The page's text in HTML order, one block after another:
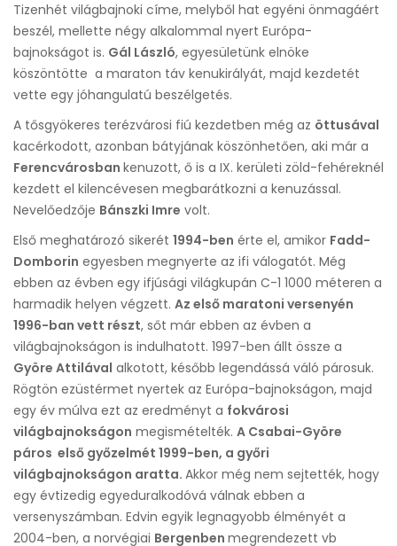
Tizenhét világbajnoki címe, melyből hat egyéni önmagáért
beszél, mellette négy alkalommal nyert Európa-
bajnokságot is. Gál László, egyesületünk elnöke
köszöntötte a maraton táv kenukirályát, majd kezdetét
vette egy jóhangulatú beszélgetés.
A tősgyökeres terézvárosi fiú kezdetben még az öttusával
kacérkodott, azonban bátyjának köszönhetően, aki már a
Ferencvárosban kenuzott, ő is a IX. kerületi zöld-fehéreknél
kezdett el kilencévesen megbarátkozni a kenuzással.
Nevelőedzője Bánszki Imre volt.
Első meghatározó sikerét 1994-ben érte el, amikor Fadd-
Domborin egyesben megnyerte az ifi válogatót. Még
ebben az évben egy ifjúsági világkupán C-1 1000 méteren a
harmadik helyen végzett. Az első maratoni versenyén
1996-ban vett részt, sőt már ebben az évben a
világbajnokságon is indulhatott. 1997-ben állt össze a
Györe Attilával alkotott, később legendássá váló párosuk.
Rögtön ezüstérmet nyertek az Európa-bajnokságon, majd
egy év múlva ezt az eredményt a fokvárosi
világbajnokságon megismételték. A Csabai-Györe
páros első győzelmét 1999-ben, a győri
világbajnokságon aratta. Akkor még nem sejtették, hogy
egy évtizedig egyeduralkodóvá válnak ebben a
versenyszámban. Edvin egyik legnagyobb élményét a
2004-ben, a norvégiai Bergenben megrendezett vb